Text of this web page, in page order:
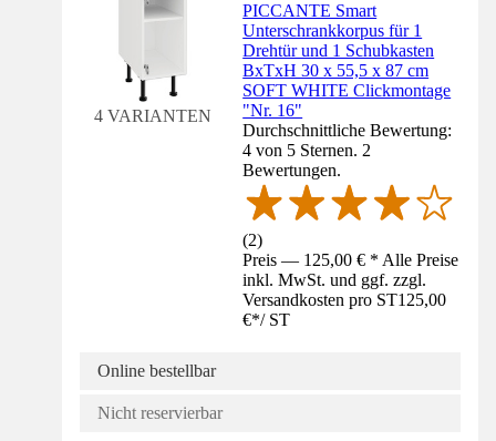
4 VARIANTEN
PICCANTE Smart
Unterschrankkorpus für 1
Drehtür und 1 Schubkasten
BxTxH 30 x 55,5 x 87 cm
SOFT WHITE Clickmontage
"Nr. 16"
Durchschnittliche Bewertung:
4 von 5 Sternen. 2
Bewertungen.
(2)
Preis — 125,00 € * Alle Preise
inkl. MwSt. und ggf. zzgl.
Versandkosten pro ST125,00
€*/ ST
Online bestellbar
Nicht reservierbar